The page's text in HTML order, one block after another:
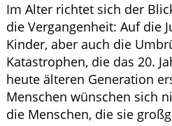
Im Alter richtet sich der
die Vergangenheit: Auf die
Kinder, aber auch die
Katastrophen, die das 20.
heute älteren Generation
Menschen wünschen sich
die Menschen, die sie